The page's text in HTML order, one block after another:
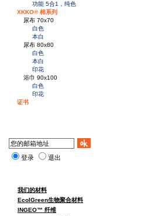
功能 5合1，纯色
XKKO® 棉系列
尿布 70x70
白色
本白
尿布 80x80
白色
本白
印花
浴巾 90x100
白色
印花
证书
登录 退出
我们的材料
EcolGreen生物聚合材料
INGEO™ 纤维